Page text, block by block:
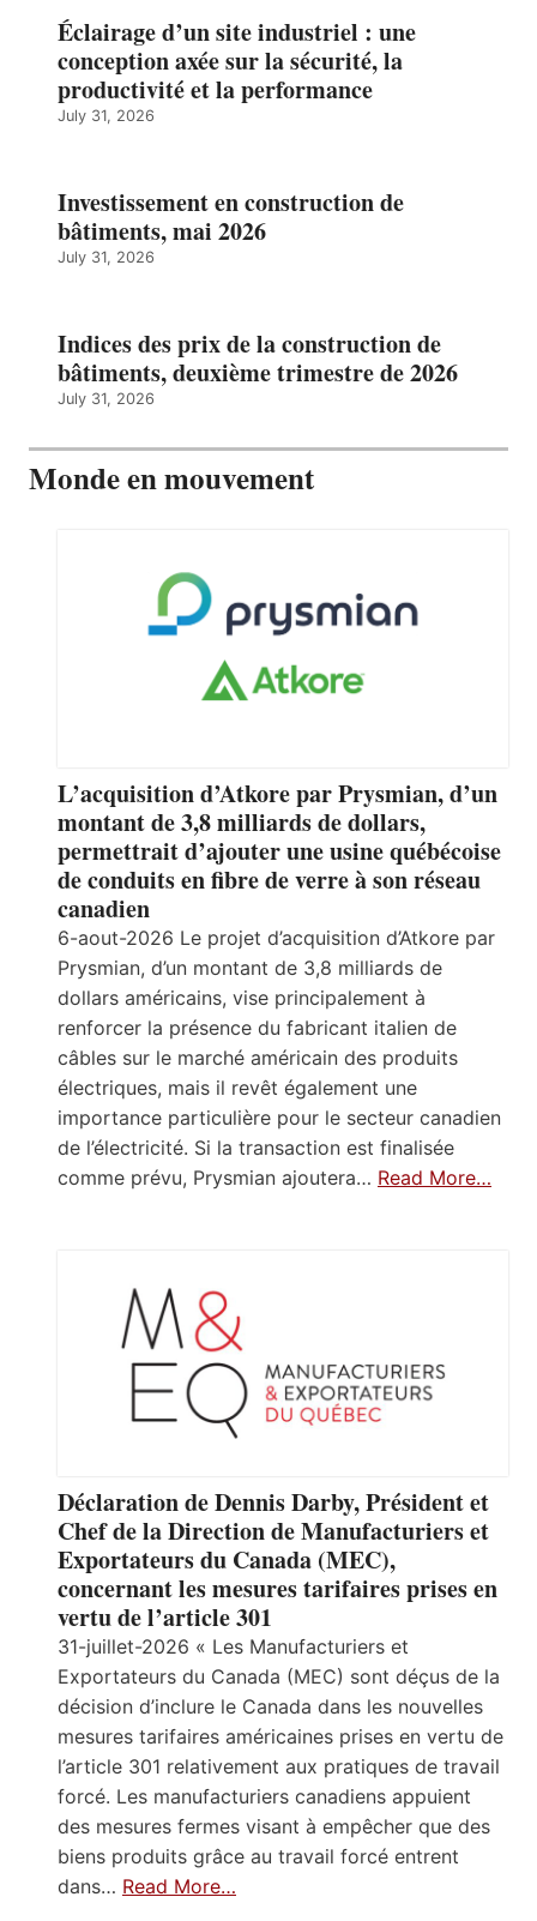
Éclairage d’un site industriel : une
conception axée sur la sécurité, la
productivité et la performance
July 31, 2026
Investissement en construction de
bâtiments, mai 2026
July 31, 2026
Indices des prix de la construction de
bâtiments, deuxième trimestre de 2026
July 31, 2026
Monde en mouvement
L’acquisition d’Atkore par Prysmian, d’un
montant de 3,8 milliards de dollars,
permettrait d’ajouter une usine québécoise
de conduits en fibre de verre à son réseau
canadien
6-aout-2026 Le projet d’acquisition d’Atkore par
Prysmian, d’un montant de 3,8 milliards de
dollars américains, vise principalement à
renforcer la présence du fabricant italien de
câbles sur le marché américain des produits
électriques, mais il revêt également une
importance particulière pour le secteur canadien
de l’électricité. Si la transaction est finalisée
comme prévu, Prysmian ajoutera… Read More…
Déclaration de Dennis Darby, Président et
Chef de la Direction de Manufacturiers et
Exportateurs du Canada (MEC),
concernant les mesures tarifaires prises en
vertu de l’article 301
31-juillet-2026 « Les Manufacturiers et
Exportateurs du Canada (MEC) sont déçus de la
décision d’inclure le Canada dans les nouvelles
mesures tarifaires américaines prises en vertu de
l’article 301 relativement aux pratiques de travail
forcé. Les manufacturiers canadiens appuient
des mesures fermes visant à empêcher que des
biens produits grâce au travail forcé entrent
dans… Read More…